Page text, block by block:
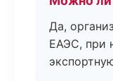
Да,
ЕАЭС, при